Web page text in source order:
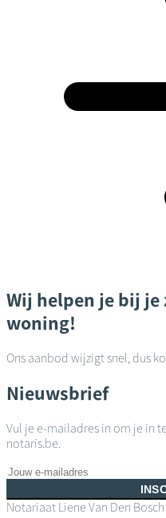
Wij helpen je bij je
woning!
Ons aanbod wijzigt snel, dus
Nieuwsbrief
Vul je e-mailadres in om je in
notaris.be.
Notariaat Liene Van Den Bosch